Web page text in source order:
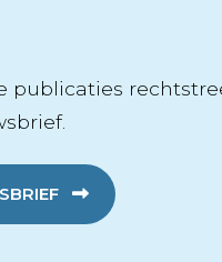
publicaties